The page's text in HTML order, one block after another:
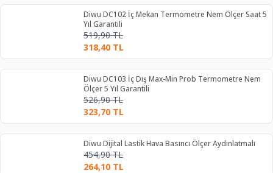
Diwu DC102 İç Mekan Termometre Nem Ölçer Saat 5
Yıl Garantili
519,90TL
318,40 TL
Diwu DC103 İç Dış Max-Min Prob Termometre Nem
Ölçer 5 Yıl Garantili
526,90TL
323,70 TL
Diwu Dijital Lastik Hava Basıncı Ölçer Aydınlatmalı
454,90TL
264,10 TL